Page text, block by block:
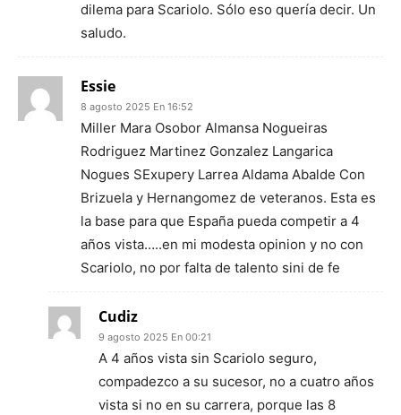
dilema para Scariolo. Sólo eso quería decir. Un
saludo.
Essie
8 agosto 2025 En 16:52
Miller Mara Osobor Almansa Nogueiras
Rodriguez Martinez Gonzalez Langarica
Nogues SExupery Larrea Aldama Abalde Con
Brizuela y Hernangomez de veteranos. Esta es
la base para que España pueda competir a 4
años vista…..en mi modesta opinion y no con
Scariolo, no por falta de talento sini de fe
Cudiz
9 agosto 2025 En 00:21
A 4 años vista sin Scariolo seguro,
compadezco a su sucesor, no a cuatro años
vista si no en su carrera, porque las 8